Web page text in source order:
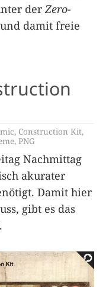
derZero-
damit freie
, Construction Kit,
, PNG
Nachmittag
akurater
Damit hier
gibt es das
.